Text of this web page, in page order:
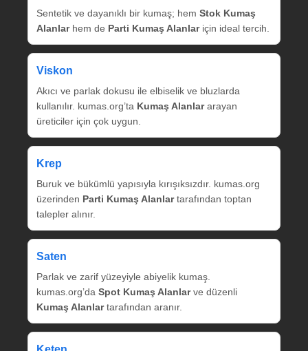
Sentetik ve dayanıklı bir kumaş; hem Stok Kumaş
Alanlarhem de Parti Kumaş Alanlariçin ideal tercih.
Viskon
Akıcı ve parlak dokusu ile elbiselik ve bluzlarda
kullanılır. kumas.org’ta Kumaş Alanlararayan
üreticiler için çok uygun.
Krep
Buruk ve bükümlü yapısıyla kırışıksızdır. kumas.org
üzerinden Parti Kumaş Alanlartarafından toptan
talepler alınır.
Saten
Parlak ve zarif yüzeyiyle abiyelik kumaş.
kumas.org’da Spot Kumaş Alanlarve düzenli
Kumaş Alanlartarafından aranır.